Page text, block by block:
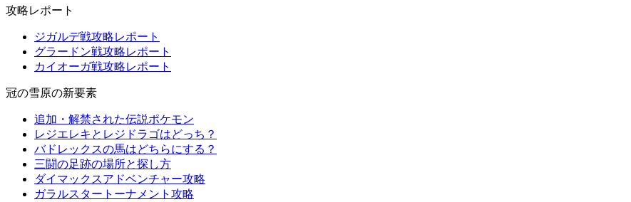
攻略レポート
ジガルデ戦攻略レポート
グラードン戦攻略レポート
カイオーガ戦攻略レポート
冠の雪原の新要素
追加・解禁された伝説ポケモン
レジエレキとレジドラゴはどっち？
バドレックスの馬はどちらにする？
三闘の足跡の場所と探し方
ダイマックスアドベンチャー攻略
ガラルスタートーナメント攻略